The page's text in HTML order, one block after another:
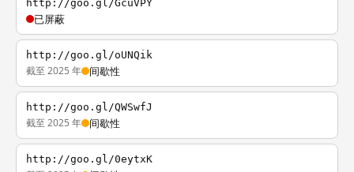
http://goo.gl/GcuVPY
已屏蔽
http://goo.gl/oUNQik
截至 2025 年 间歇性
http://goo.gl/QWSwfJ
截至 2025 年 间歇性
http://goo.gl/0eytxK